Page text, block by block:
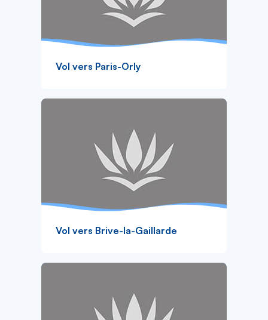
Vol vers Paris-Orly
Vol vers Brive-la-Gaillarde